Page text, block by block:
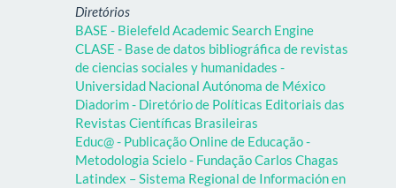
Diretórios
BASE - Bielefeld Academic Search Engine
CLASE - Base de datos bibliográfica de revistas
de ciencias sociales y humanidades -
Universidad Nacional Autónoma de México
Diadorim - Diretório de Políticas Editoriais das
Revistas Científicas Brasileiras
Educ@ - Publicação Online de Educação -
Metodologia Scielo - Fundação Carlos Chagas
Latindex – Sistema Regional de Información en